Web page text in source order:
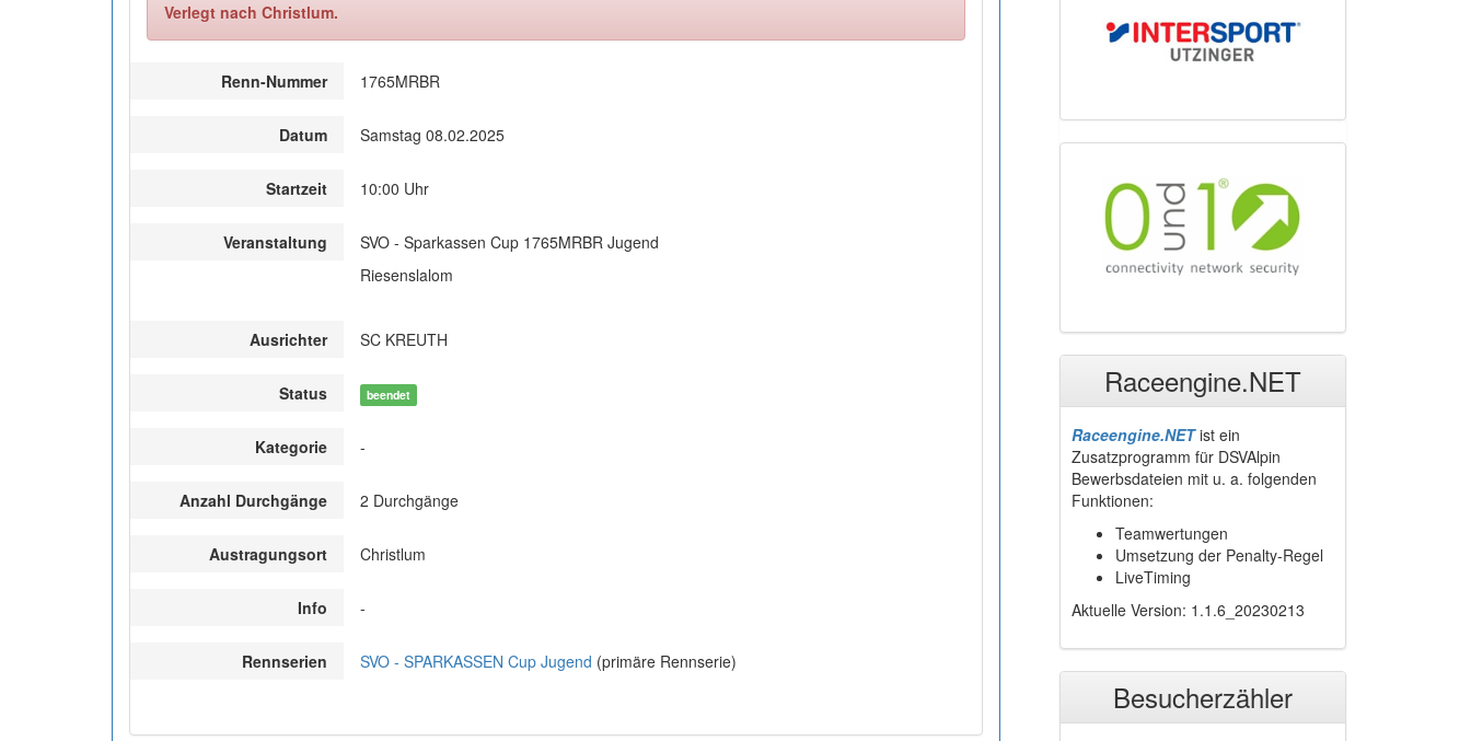
Verlegt nach Christlum.
Renn-Nummer 1765MRBR
Datum Samstag 08.02.2025
Startzeit 10:00 Uhr
Veranstaltung
SVO - Sparkassen Cup 1765MRBR Jugend
Riesenslalom
Ausrichter SC KREUTH
Status beendet
Kategorie -
Anzahl Durchgänge 2 Durchgänge
Austragungsort Christlum
Info -
Rennserien SVO - SPARKASSEN Cup Jugend (primäre Rennserie)
Raceengine.NET
Raceengine.NETist ein
Zusatzprogramm für DSVAlpin
Bewerbsdateien mit u. a. folgenden
Funktionen:
Teamwertungen
Umsetzung der Penalty-Regel
LiveTiming
Aktuelle Version: 1.1.6_20230213
Besucherzähler